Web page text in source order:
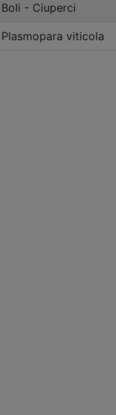
Boli - Ciuperci
Plasmopara viticola